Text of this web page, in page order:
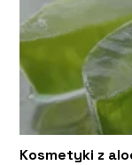
Kosmetyki z